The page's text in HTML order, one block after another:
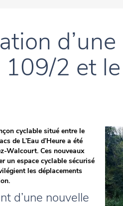
2 et
cyclable situé entre le
de L’Eau d’Heure a été
Walcourt. Ces nouveaux
un espace cyclable sécurisé
les déplacements
d’une nouvelle